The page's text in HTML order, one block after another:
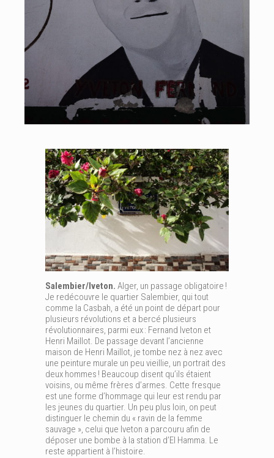
Salembier/Iveton. Alger, un passage obligatoire !
Je redécouvre le quartier Salembier, qui tout
comme la Casbah, a été un point de départ pour
plusieurs révolutions et a bercé plusieurs
révolutionnaires, parmi eux : Fernand Iveton et
Henri Maillot. De passage devant l’ancienne
maison de Henri Maillot, je tombe nez à nez avec
une peinture murale un peu vieillie, un portrait des
deux hommes ! Beaucoup disent qu’ils étaient
voisins, ou même frères d’armes. Cette fresque
est une forme d’hommage qui leur est rendu par
les jeunes du quartier. Un peu plus loin, on peut
distinguer le chemin du « ravin de la femme
sauvage », celui que Iveton a parcouru afin de
déposer une bombe à la station d’El Hamma. Le
reste appartient à l’histoire.